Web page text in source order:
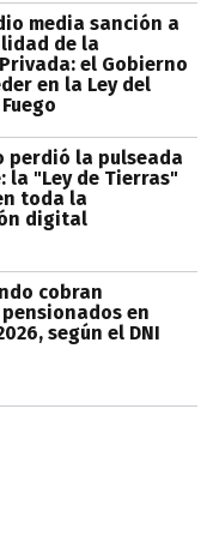
media sanción a
de la
el Gobierno
en la Ley del
perdió la pulseada
la "Ley de Tierras"
toda la
digital
cobran
en
según el DNI